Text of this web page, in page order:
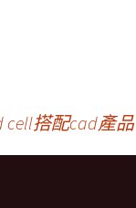
cell搭配cad產品